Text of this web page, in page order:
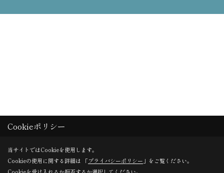
Cookieポリシー
当サイトではCookieを使用します。
Cookieの使用に関する詳細は 「プライバシーポリシー 」をご覧ください。